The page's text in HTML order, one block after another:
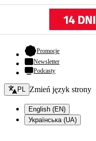
Promocje- otwiera się w
Newsletter
Podcasty
Zmień język - bieżący:
PL Zmień język strony
English (EN)
Українська (UA)